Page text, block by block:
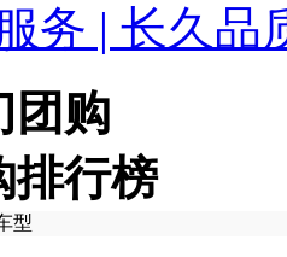
务 | 长久品
团购
排行榜
型